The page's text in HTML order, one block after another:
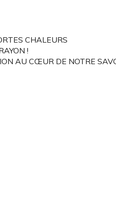
CHALEURS
!
AU CŒUR DE NOTRE